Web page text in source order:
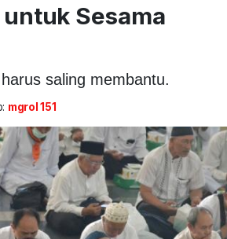
Sesama
saling membantu.
mgrol 151